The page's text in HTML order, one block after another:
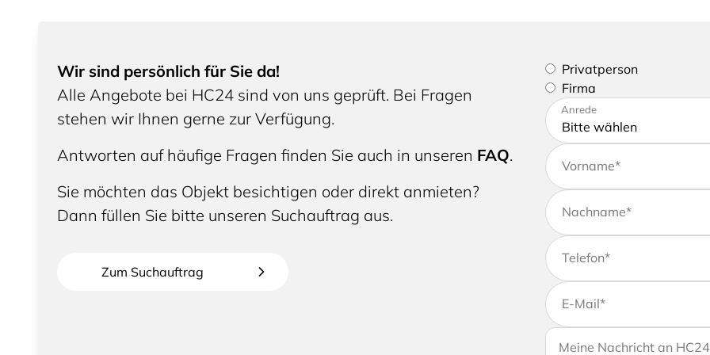
Wir sind persönlich für Sie da!
Alle Angebote bei HC24 sind von uns geprüft. Bei Fragen
stehen wir Ihnen gerne zur Verfügung.
Antworten auf häufige Fragen finden Sie auch in unseren FAQ.
Sie möchten das Objekt besichtigen oder direkt anmieten?
Dann füllen Sie bitte unseren Suchauftrag aus.
Zum Suchauftrag
Bitte geben Sie an, ob Sie
Privatperson
Firma
Bitte tragen Sie Ihre
Anrede
Vorname*
Nachname*
Telefon*
E-Mail*
Wenn Sie uns weitere
Ihre Nachricht an HC24